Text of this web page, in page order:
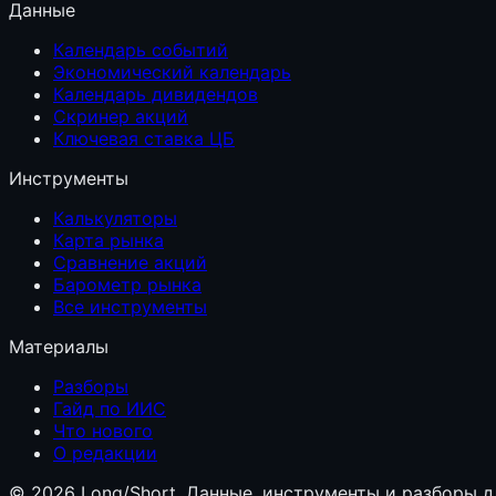
Данные
Календарь событий
Экономический календарь
Календарь дивидендов
Скринер акций
Ключевая ставка ЦБ
Инструменты
Калькуляторы
Карта рынка
Сравнение акций
Барометр рынка
Все инструменты
Материалы
Разборы
Гайд по ИИС
Что нового
О редакции